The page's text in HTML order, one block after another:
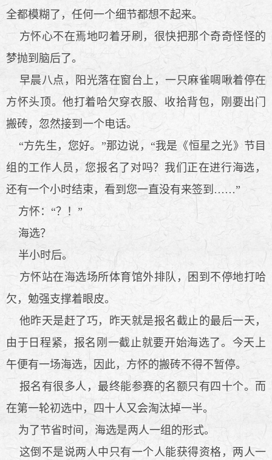
全都模糊了，任何一个细节都想不起来。
方怀心不在焉地叼着牙刷，很快把那个奇奇怪怪的
梦抛到脑后了。
早晨八点，阳光落在窗台上，一只麻雀啁啾着停在
方怀头顶。他打着哈欠穿衣服、收拾背包，刚要出门
搬砖，忽然接到一个电话。
“方先生，您好。”那边说，“我是《恒星之光》节目
组的工作人员，您报名了对吗？我们正在进行海选，
还有一个小时结束，看到您一直没有来签到……”
方怀：“？！”
海选？
半小时后。
方怀站在海选场所体育馆外排队，困到不停地打哈
欠，勉强支撑着眼皮。
他昨天是赶了巧，昨天就是报名截止的最后一天，
由于日程紧，报名刚一截止就要开始海选了。今天上
午便有一场海选，因此，方怀的搬砖不得不暂停。
报名有很多人，最终能参赛的名额只有四十个。而
在第一轮初选中，四十人又会淘汰掉一半。
为了节省时间，海选是两人一组的形式。
这倒不是说两人中只有一个人能获得资格，两人一